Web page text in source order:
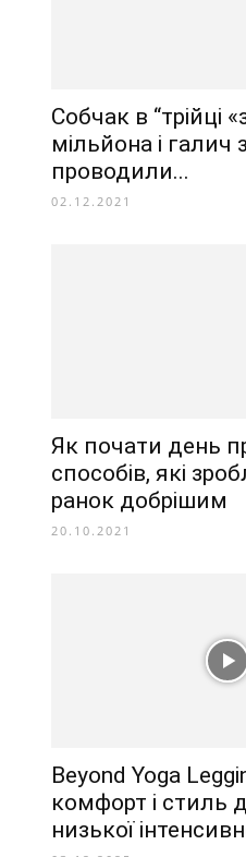
Собчак в “трійці
мільйона і галич
проводили...
02.12.2021
Як почати день
способів, які
ранок добрішим
20.10.2021
Beyond Yoga
комфорт і стиль
низької